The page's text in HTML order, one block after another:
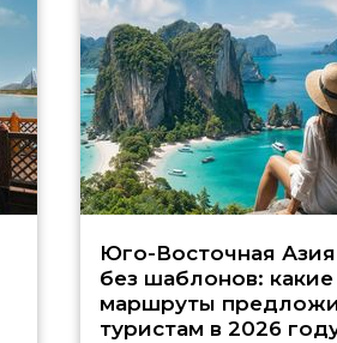
Юго-Восточная Азия
без шаблонов: какие
маршруты
туристам в 2026